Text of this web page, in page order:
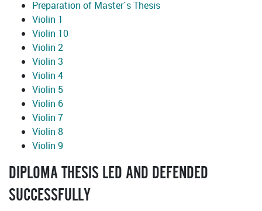
Preparation of Master´s Thesis
Violin 1
Violin 10
Violin 2
Violin 3
Violin 4
Violin 5
Violin 6
Violin 7
Violin 8
Violin 9
DIPLOMA THESIS LED AND DEFENDED
SUCCESSFULLY